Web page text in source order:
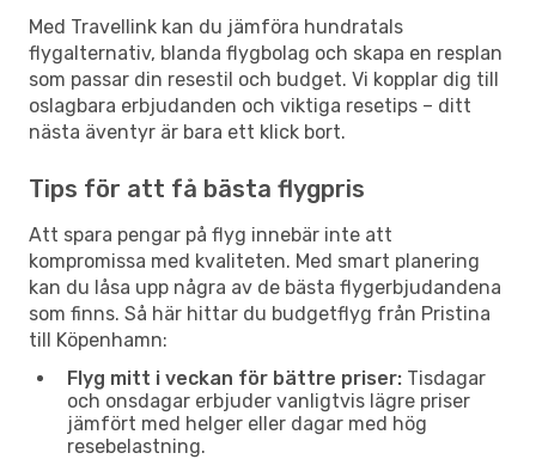
Med Travellink kan du jämföra hundratals
flygalternativ, blanda flygbolag och skapa en resplan
som passar din resestil och budget. Vi kopplar dig till
oslagbara erbjudanden och viktiga resetips – ditt
nästa äventyr är bara ett klick bort.
Tips för att få bästa flygpris
Att spara pengar på flyg innebär inte att
kompromissa med kvaliteten. Med smart planering
kan du låsa upp några av de bästa flygerbjudandena
som finns. Så här hittar du budgetflyg från Pristina
till Köpenhamn:
Flyg mitt i veckan för bättre priser: Tisdagar
och onsdagar erbjuder vanligtvis lägre priser
jämfört med helger eller dagar med hög
resebelastning.